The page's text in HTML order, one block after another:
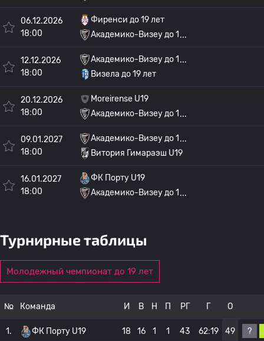
06.12.2026
18:00
Фиренси до 19 лет
Академико-Визеу до 1
12.12.2026
18:00
Академико-Визеу до 1
Визела до 19 лет
20.12.2026
18:00
Moreirense U19
Академико-Визеу до 1
09.01.2027
18:00
Академико-Визеу до 1
Витория Гимараэш U19
16.01.2027
18:00
ФК Порту U19
Академико-Визеу до 1
Турнирные таблицы
Молодежный чемпионат до 19 лет
№ Команда И В Н П РГ Г О
1. ФК Порту U19 18 16 1 1 43 62:19 49 ?